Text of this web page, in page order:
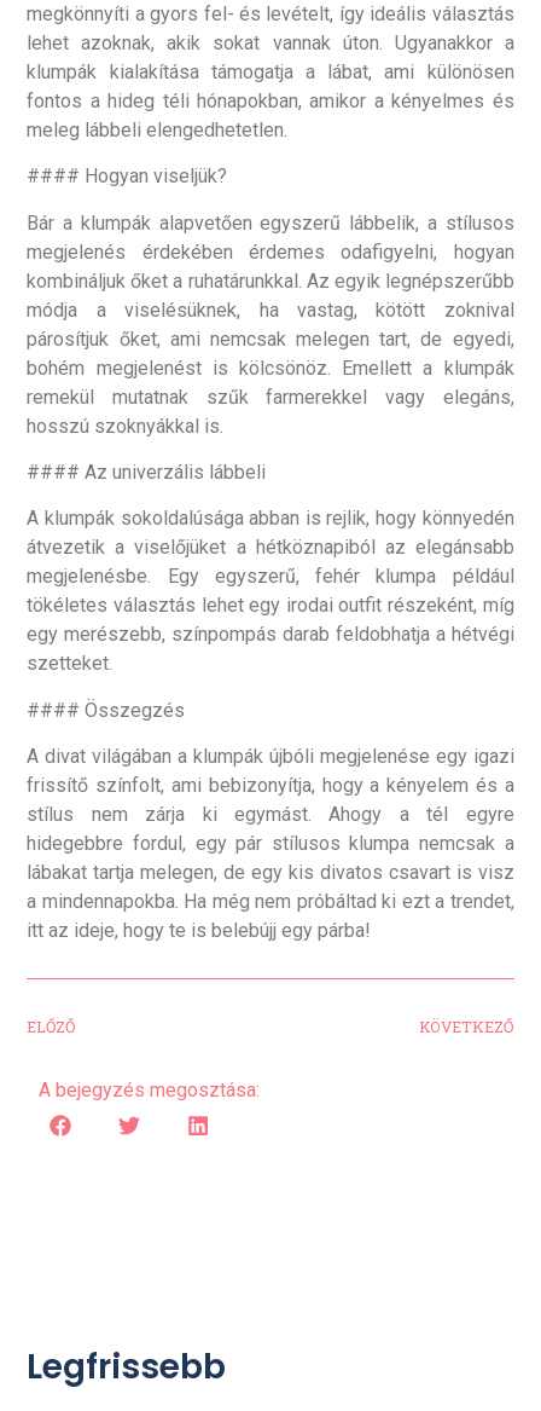
megkönnyíti a gyors fel- és levételt, így ideális választás
lehet azoknak, akik sokat vannak úton. Ugyanakkor a
klumpák kialakítása támogatja a lábat, ami különösen
fontos a hideg téli hónapokban, amikor a kényelmes és
meleg lábbeli elengedhetetlen.
#### Hogyan viseljük?
Bár a klumpák alapvetően egyszerű lábbelik, a stílusos
megjelenés érdekében érdemes odafigyelni, hogyan
kombináljuk őket a ruhatárunkkal. Az egyik legnépszerűbb
módja a viselésüknek, ha vastag, kötött zoknival
párosítjuk őket, ami nemcsak melegen tart, de egyedi,
bohém megjelenést is kölcsönöz. Emellett a klumpák
remekül mutatnak szűk farmerekkel vagy elegáns,
hosszú szoknyákkal is.
#### Az univerzális lábbeli
A klumpák sokoldalúsága abban is rejlik, hogy könnyedén
átvezetik a viselőjüket a hétköznapiból az elegánsabb
megjelenésbe. Egy egyszerű, fehér klumpa például
tökéletes választás lehet egy irodai outfit részeként, míg
egy merészebb, színpompás darab feldobhatja a hétvégi
szetteket.
#### Összegzés
A divat világában a klumpák újbóli megjelenése egy igazi
frissítő színfolt, ami bebizonyítja, hogy a kényelem és a
stílus nem zárja ki egymást. Ahogy a tél egyre
hidegebbre fordul, egy pár stílusos klumpa nemcsak a
lábakat tartja melegen, de egy kis divatos csavart is visz
a mindennapokba. Ha még nem próbáltad ki ezt a trendet,
itt az ideje, hogy te is belebújj egy párba!
ELŐZŐ KÖVETKEZŐ
A bejegyzés megosztása:
Legfrissebb